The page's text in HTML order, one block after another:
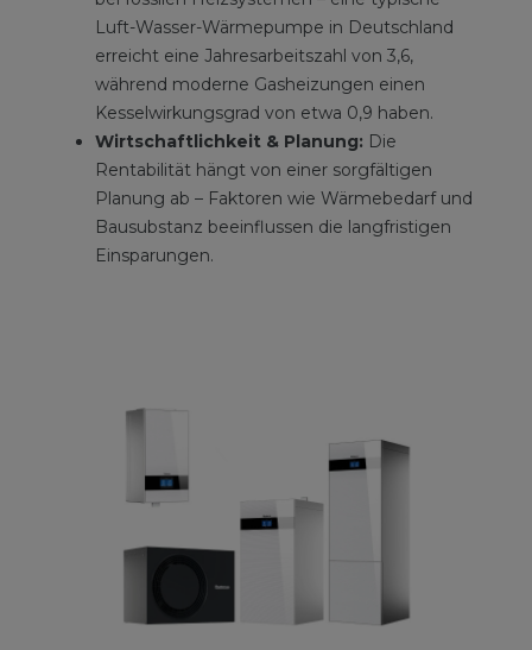
Luft-Wasser-Wärmepumpe in Deutschland
erreicht eine Jahresarbeitszahl von 3,6,
während moderne Gasheizungen einen
Kesselwirkungsgrad von etwa 0,9 haben.
Wirtschaftlichkeit & Planung: Die
Rentabilität hängt von einer sorgfältigen
Planung ab – Faktoren wie Wärmebedarf und
Bausubstanz beeinflussen die langfristigen
Einsparungen.